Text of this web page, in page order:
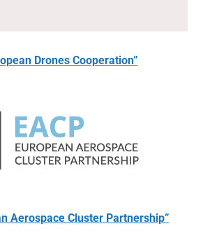
Drones Cooperation”
Aerospace Cluster Partnership”